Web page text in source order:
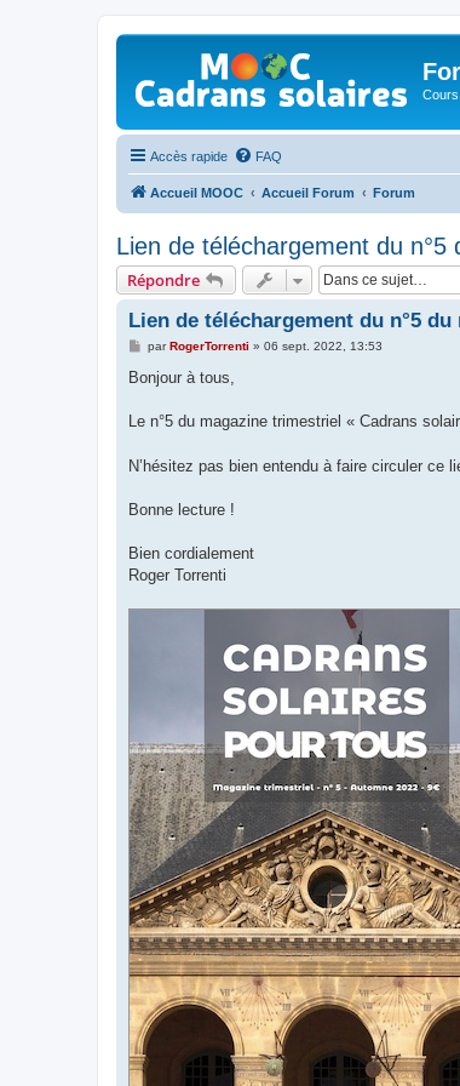
Cours
Accès rapide FAQ
Accueil MOOC Accueil Forum Forum
Lien de téléchargement du
Répondre
Lien de téléchargement du n°5
M
s
g
parRogerTorrenti » 06 sept. 2022, 13:53
Bonjour à tous,
Le n°5 du magazine trimestriel « Cadrans
N’hésitez pas bien entendu à faire circuler ce
Bonne lecture !
Bien cordialement
Roger Torrenti